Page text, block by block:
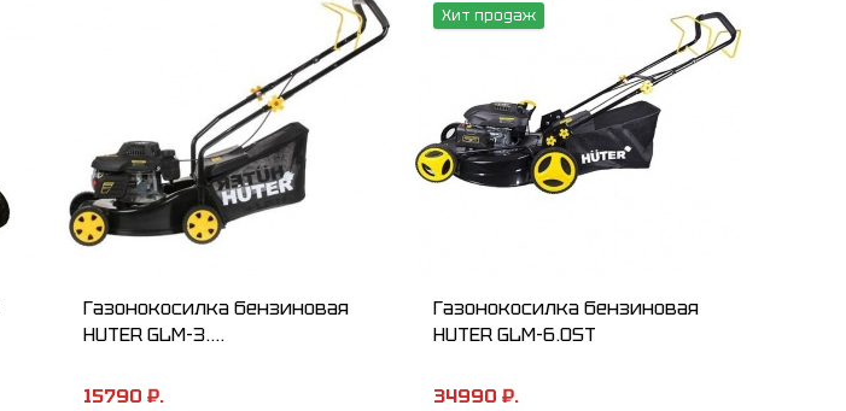
Газонокосилка бензиновая
HUTER GLM-3....
15790 ₽.
Хит продаж
Газонокосилка бензиновая
HUTER GLM-6.0ST
34990 ₽.